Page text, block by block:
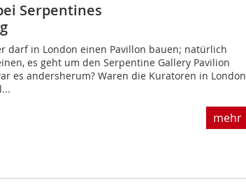
Serpentines
darf in London einen Pavillon bauen; natürlich
es geht um den Serpentine Gallery Pavilion
es andersherum? Waren die Kuratoren in London
mehr